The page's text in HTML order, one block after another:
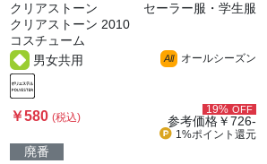
クリアストーン
セーラー服・学生服
クリアストーン 2010
コスチューム
男女共用
All オールシーズン
￥580(税込)
19% OFF
参考価格￥726-
1%ポイント 還元
廃番